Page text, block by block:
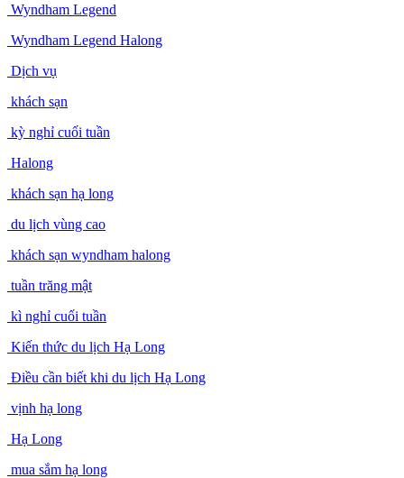
Wyndham Legend
Wyndham Legend Halong
Dịch vụ
khách sạn
kỳ nghỉ cuối tuần
Halong
khách sạn hạ long
du lịch vùng cao
khách sạn wyndham halong
tuần trăng mật
kì nghỉ cuối tuần
Kiến thức du lịch Hạ Long
Điều cần biết khi du lịch Hạ Long
vịnh hạ long
Hạ Long
mua sắm hạ long